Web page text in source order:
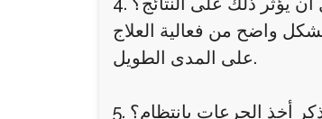
واضح من فعالية العلاج
على المدى الطويل.
أخذ الجرعات بانتظام؟